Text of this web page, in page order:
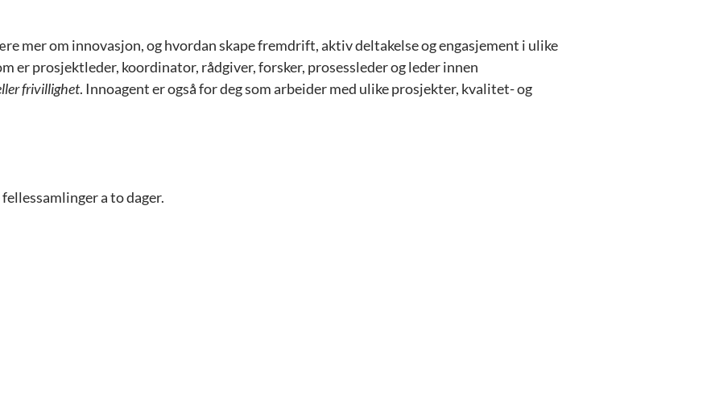
mer om innovasjon, og hvordan skape fremdrift, aktiv deltakelse og engasjement i ulike
er prosjektleder, koordinator, rådgiver, forsker, prosessleder og leder innen
frivillighet. Innoagent er også for deg som arbeider med ulike prosjekter, kvalitet- og
a to dager.